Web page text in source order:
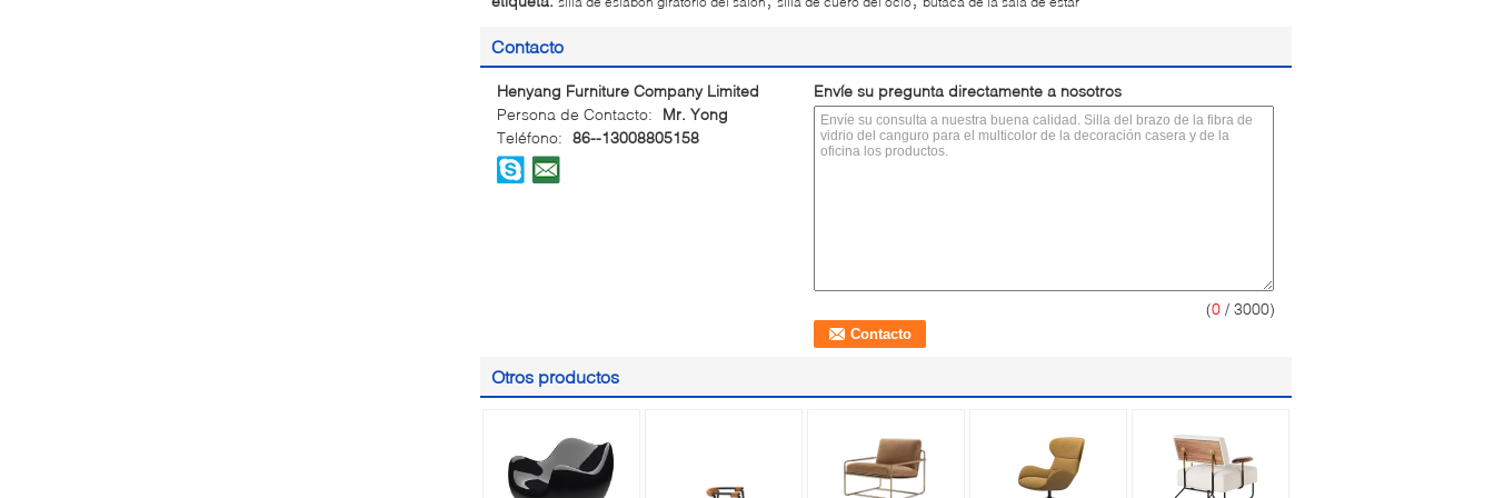
Contacto
Henyang Furniture Company Limited
Persona de Contacto:
Mr. Yong
Teléfono: 86--13008805158
Envíe su pregunta directamente a nosotros
(0 / 3000)
Otros productos